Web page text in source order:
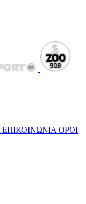
ΕΠΙΚΟΙΝΩΝΙΑ ΟΡΟΙ